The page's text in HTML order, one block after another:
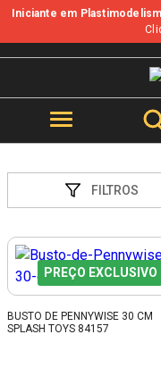
Iniciante em
FILTROS
PREÇO EXCLUSIVO
BUSTO DE PENNYWISE 30 CM
SPLASH TOYS 84157